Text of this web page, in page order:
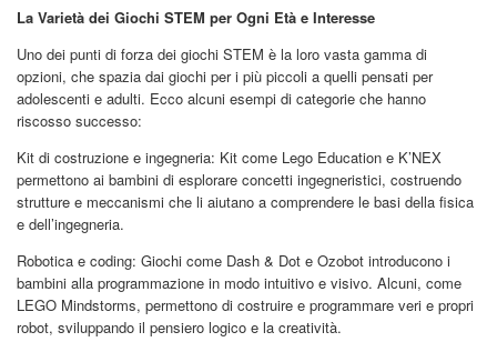
La Varietà dei Giochi STEM per Ogni Età e Interesse
Uno dei punti di forza dei giochi STEM è la loro vasta gamma di
opzioni, che spazia dai giochi per i più piccoli a quelli pensati per
adolescenti e adulti. Ecco alcuni esempi di categorie che hanno
riscosso successo:
Kit di costruzione e ingegneria: Kit come Lego Education e K’NEX
permettono ai bambini di esplorare concetti ingegneristici, costruendo
strutture e meccanismi che li aiutano a comprendere le basi della fisica
e dell’ingegneria.
Robotica e coding: Giochi come Dash & Dot e Ozobot introducono i
bambini alla programmazione in modo intuitivo e visivo. Alcuni, come
LEGO Mindstorms, permettono di costruire e programmare veri e propri
robot, sviluppando il pensiero logico e la creatività.